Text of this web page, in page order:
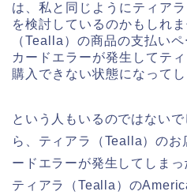
は、私と同じようにティア
を検討しているのかもしれ
（Tealla）の商品の支払い
カードエラーが発生してテ
購入できない状態になってし
という人もいるのではない
ら、ティアラ（Tealla）の
ードエラーが発生してしま
ティアラ（Tealla）の